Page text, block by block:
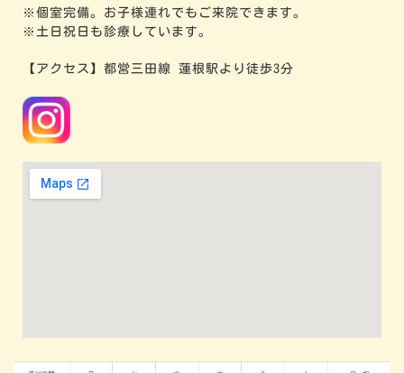
※個室完備。お子様連れでもご来院できます。
※土日祝日も診療しています。
【アクセス】都営三田線 蓮根駅より徒歩3分